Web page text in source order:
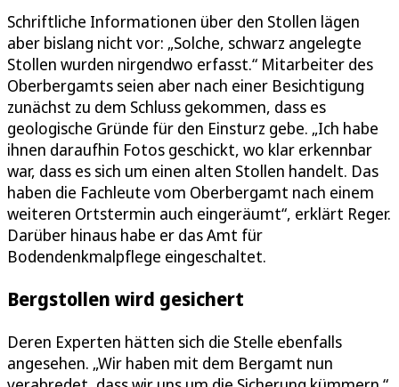
Schriftliche Informationen über den Stollen lägen
aber bislang nicht vor: „Solche, schwarz angelegte
Stollen wurden nirgendwo erfasst.“ Mitarbeiter des
Oberbergamts seien aber nach einer Besichtigung
zunächst zu dem Schluss gekommen, dass es
geologische Gründe für den Einsturz gebe. „Ich habe
ihnen daraufhin Fotos geschickt, wo klar erkennbar
war, dass es sich um einen alten Stollen handelt. Das
haben die Fachleute vom Oberbergamt nach einem
weiteren Ortstermin auch eingeräumt“, erklärt Reger.
Darüber hinaus habe er das Amt für
Bodendenkmalpflege eingeschaltet.
Bergstollen wird gesichert
Deren Experten hätten sich die Stelle ebenfalls
angesehen. „Wir haben mit dem Bergamt nun